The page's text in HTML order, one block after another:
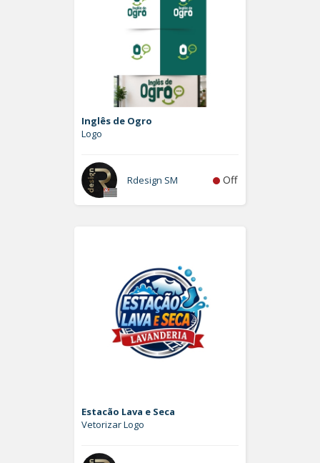
Inglês de Ogro
Logo
Rdesign SM Off
Estacão Lava e Seca
Vetorizar Logo